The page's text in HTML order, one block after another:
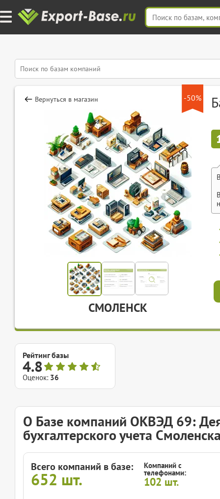
-50%
Вернуться в магазин
СМОЛЕНСК
Рейтинг базы
4.8
Оценок: 36
О Базе компаний ОКВЭД 69:
бухгалтерского учета
Всего компаний в базе:
652 шт.
Компаний с
телефонами:
102 шт.